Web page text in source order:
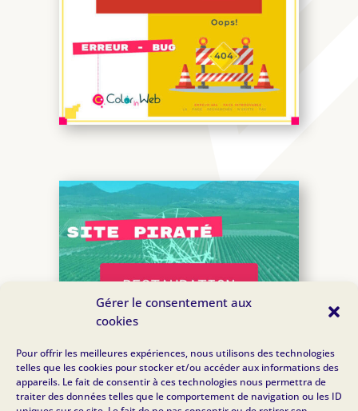
Gérer le consentement aux
cookies
Pour offrir les meilleures expériences, nous utilisons des technologies
telles que les cookies pour stocker et/ou accéder aux informations des
appareils. Le fait de consentir à ces technologies nous permettra de
traiter des données telles que le comportement de navigation ou les ID